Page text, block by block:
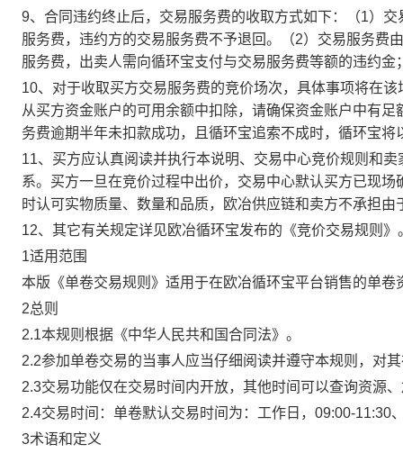
9、合同违约终止后，交易服务费的收取方式如下：（1）
服务费，违约方的交易服务费不予退回。（2）交易服务费
服务费，出卖人需向循环宝支付与交易服务费等额的违约
10、对于收取买方交易服务费的竞价场次，具体事项将在
从买方资金账户的可用余额中扣除，请确保资金账户中有
务费逾期半年未扣款成功，且循环宝追索不成时，循环宝将
11、买方应认真阅读并执行本说明、交易中心竞价规则和
系。买方一旦在竞价过程中出价，交易中心默认买方已现
时认可实物质量、数量和品质，欧冶供应链和卖方不承担由
12、其它有关规定详见欧冶循环宝发布的《竞价交易规则》
1适用范围
本版《单卷交易规则》适用于在欧冶循环宝平台销售的单卷
2总则
2.1本规则根据《中华人民共和国合同法》。
2.2参加单卷交易的当事人应当仔细阅读并遵守本规则，对
2.3交易功能仅在交易时间内开放，其他时间可以查询资源
2.4交易时间：单卷默认交易时间为：工作日，09:00-11:30
3术语和定义